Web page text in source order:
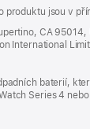
produktu jsou v
CA 95014,
International
baterií,
Series 4